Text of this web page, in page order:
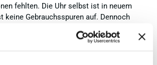
fehlten. Die Uhr selbst ist in neuem
keine Gebrauchsspuren auf. Dennoch
mit der vollständigen Originalpräsentation